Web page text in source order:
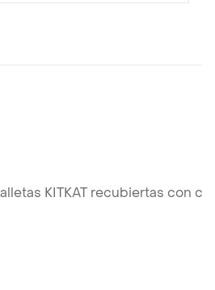
KITKAT recubiertas con